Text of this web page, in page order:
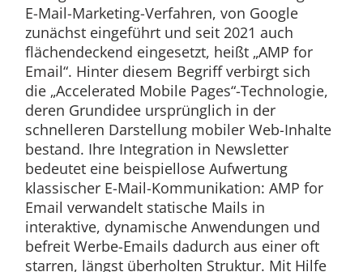
E-Mail-Marketing-Verfahren, von Google
zunächst eingeführt und seit 2021 auch
flächendeckend eingesetzt, heißt „AMP for
Email“. Hinter diesem Begriff verbirgt sich
die „Accelerated Mobile Pages“-Technologie,
deren Grundidee ursprünglich in der
schnelleren Darstellung mobiler Web-Inhalte
bestand. Ihre Integration in Newsletter
bedeutet eine beispiellose Aufwertung
klassischer E-Mail-Kommunikation: AMP for
Email verwandelt statische Mails in
interaktive, dynamische Anwendungen und
befreit Werbe-Emails dadurch aus einer oft
starren, längst überholten Struktur. Mit Hilfe